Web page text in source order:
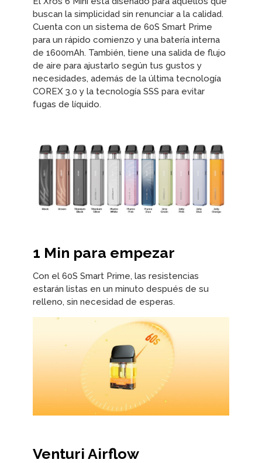
buscan la simplicidad sin renunciar a la calidad.
Cuenta con un sistema de 60S Smart Prime
para un rápido comienzo y una batería interna
de 1600mAh. También, tiene una salida de flujo
de aire para ajustarlo según tus gustos y
necesidades, además de la última tecnología
COREX 3.0 y la tecnología SSS para evitar
fugas de líquido.
1 Min para empezar
Con el 60S Smart Prime, las resistencias
estarán listas en un minuto después de su
relleno, sin necesidad de esperas.
Venturi Airflow